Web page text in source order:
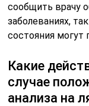
сообщить врачу
заболеваниях,
состояния могут
Какие
случае
анализа на